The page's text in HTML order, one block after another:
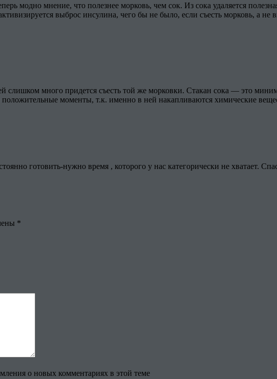
модно мнение, что полезнее морковь, чем сок. Из сока удаляется
выброс инсулина, чего бы не было, если съесть морковь, а
слишком много придется съесть той же морковки. Стакан сока — это
положительные моменты, т.к. именно в ней накапливаются химические
готовить-нужно время , которого у нас категорически не хватает.
*
о новых комментариях в этой теме